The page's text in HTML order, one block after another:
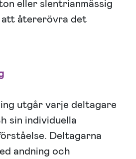
eller slentrianmässig
återerövra det
utgår varje deltagare
sin individuella
Deltagarna
andning och